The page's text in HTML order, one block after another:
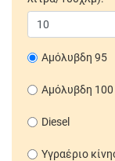
Αμόλυβδη 95
Αμόλυβδη 100
Diesel
Υγραέριο